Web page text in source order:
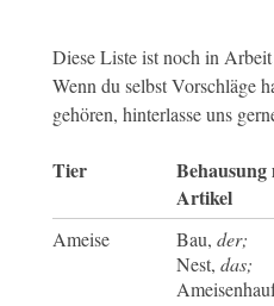
Diese Liste ist noch in
Wenn du selbst Vorschläge
gehören, hinterlasse uns
Tier
Behausung
Artikel
Ameise Bau, der;
Nest, das;